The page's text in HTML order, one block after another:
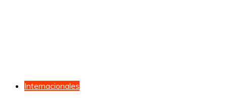
Internacionales